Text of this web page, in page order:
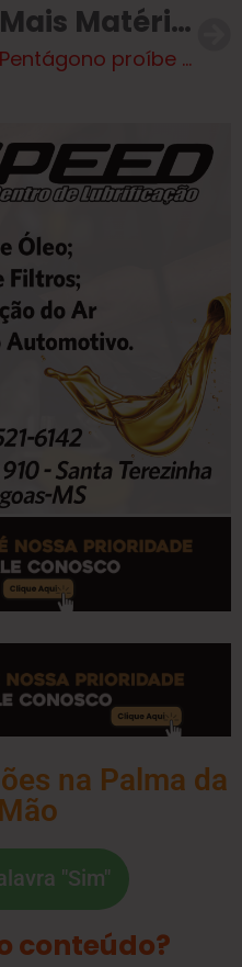
Mais Matérias
Pentágono proíbe pessoas trans de se alistarem às Forças Armadas dos Estados Unidos
na Palma da
"Sim"
conteúdo?